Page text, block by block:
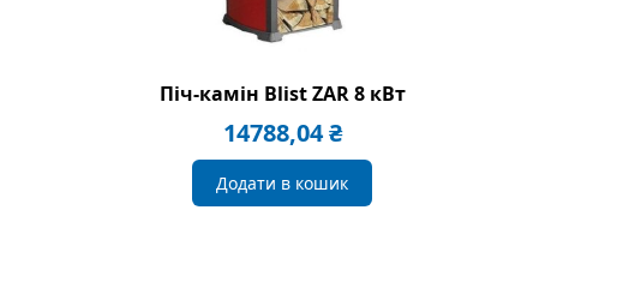
Піч-камін Blist ZAR 8 кВт
14788,04₴
Додати в кошик